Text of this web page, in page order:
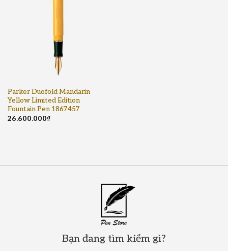
Parker Duofold Mandarin
Yellow Limited Edition
Fountain Pen 1867457
26.600.000₫
Bạn đang tìm kiếm gì?